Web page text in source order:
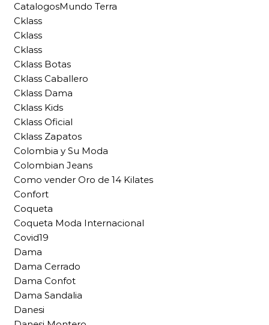
CatalogosMundo Terra
Cklass
Cklass
Cklass
Cklass Botas
Cklass Caballero
Cklass Dama
Cklass Kids
Cklass Oficial
Cklass Zapatos
Colombia y Su Moda
Colombian Jeans
Como vender Oro de 14 Kilates
Confort
Coqueta
Coqueta Moda Internacional
Covid19
Dama
Dama Cerrado
Dama Confot
Dama Sandalia
Danesi